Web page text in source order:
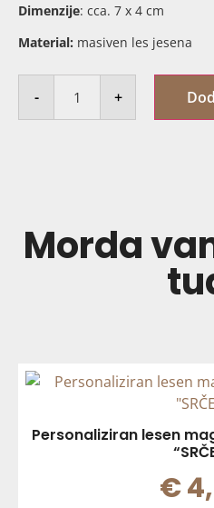
Dimenzije: cca. 7 x 4 cm
Material: masiven les jesena
- +
Morda
Personaliziran lesen
€